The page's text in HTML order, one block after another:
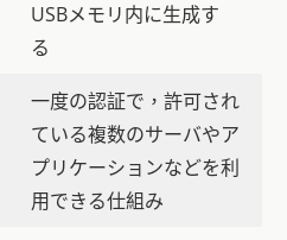
USBメモリ内に生成す
る
一度の認証で，許可され
ている複数のサーバやア
プリケーションなどを利
用できる仕組み